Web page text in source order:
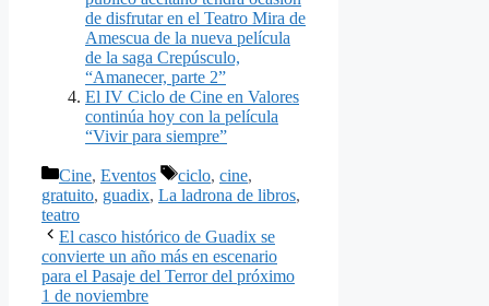
de disfrutar en el Teatro Mira de
Amescua de la nueva película
de la saga Crepúsculo,
“Amanecer, parte 2”
El IV Ciclo de Cine en Valores
continúa hoy con la película
“Vivir para siempre”
Categorías
Cine, Eventos Etiquetas
ciclo, cine,
gratuito, guadix, La ladrona de libros,
teatro
El casco histórico de Guadix se
convierte un año más en escenario
para el Pasaje del Terror del próximo
1 de noviembre